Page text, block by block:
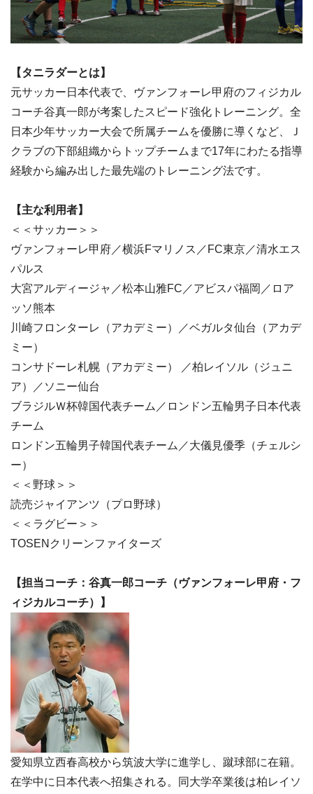
【タニラダーとは】
元サッカー日本代表で、ヴァンフォーレ甲府のフィジカル
コーチ谷真一郎が考案したスピード強化トレーニング。全
日本少年サッカー大会で所属チームを優勝に導くなど、Ｊ
クラブの下部組織からトップチームまで17年にわたる指導
経験から編み出した最先端のトレーニング法です。
【主な利用者】
＜＜サッカー＞＞
ヴァンフォーレ甲府／横浜Fマリノス／FC東京／清水エス
パルス
大宮アルディージャ／松本山雅FC／アビスパ福岡／ロア
ッソ熊本
川崎フロンターレ（アカデミー）／ベガルタ仙台（アカデ
ミー）
コンサドーレ札幌（アカデミー） ／柏レイソル（ジュニ
ア）／ソニー仙台
ブラジルＷ杯韓国代表チーム／ロンドン五輪男子日本代表
チーム
ロンドン五輪男子韓国代表チーム／大儀見優季（チェルシ
ー）
＜＜野球＞＞
読売ジャイアンツ（プロ野球）
＜＜ラグビー＞＞
TOSENクリーンファイターズ
【担当コーチ： 谷真一郎コーチ （ヴァンフォーレ甲府・フ
ィジカルコーチ）】
愛知県立西春高校から筑波大学に進学し、蹴球部に在籍。
在学中に日本代表へ招集される。同大学卒業後は柏レイソ